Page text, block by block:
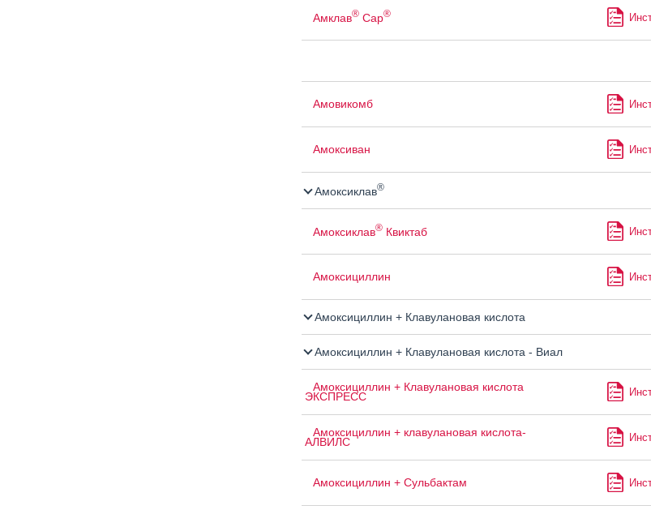
Амклав®Сар®
Амовикомб
Амоксиван
Амоксиклав®
Амоксиклав®Квиктаб
Амоксициллин
Амоксициллин + Клавулановая кислота
Амоксициллин + Клавулановая кислота - Виал
Амоксициллин + Клавулановая кислота
ЭКСПРЕСС
Амоксициллин + клавулановая кислота-
АЛВИЛС
Амоксициллин + Сульбактам